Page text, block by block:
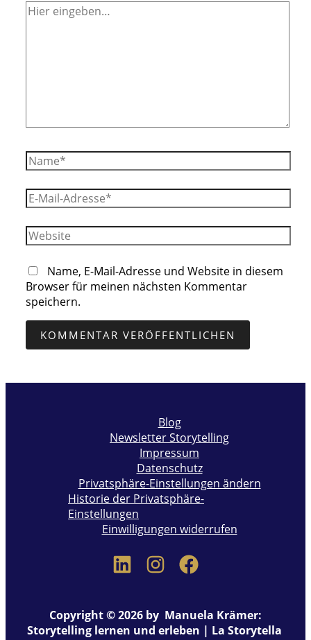
Hier
Name*
E-
Mail-
Adresse*
Website
Name, E-Mail-Adresse und Website in diesem
Browser für meinen nächsten Kommentar
speichern.
Blog
Newsletter Storytelling
Impressum
Datenschutz
Privatsphäre-Einstellungen ändern
Historie der Privatsphäre-
Einstellungen
Einwilligungen widerrufen
Copyright © 2026 by Manuela Krämer:
Storytelling lernen und erleben | La Storytella